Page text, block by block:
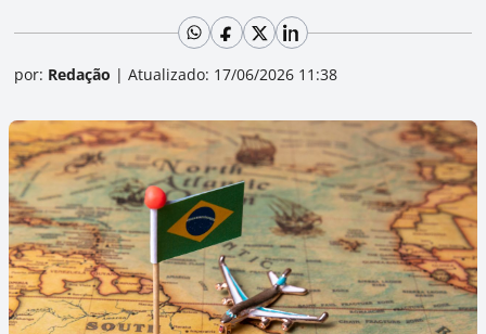
por: Redação | Atualizado: 17/06/2026 11:38